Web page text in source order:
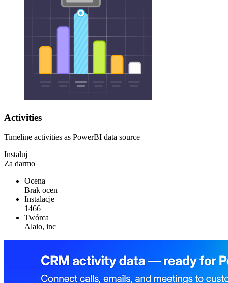
Activities
Timeline activities as PowerBI data source
Instaluj
Za darmo
Ocena
Brak ocen
Instalacje
1466
Twórca
Alaio, inc